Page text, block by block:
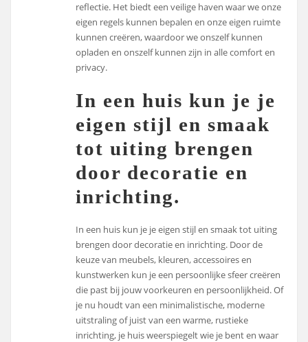
reflectie. Het biedt een veilige haven waar we onze
eigen regels kunnen bepalen en onze eigen ruimte
kunnen creëren, waardoor we onszelf kunnen
opladen en onszelf kunnen zijn in alle comfort en
privacy.
In een huis kun je je
eigen stijl en smaak
tot uiting brengen
door decoratie en
inrichting.
In een huis kun je je eigen stijl en smaak tot uiting
brengen door decoratie en inrichting. Door de
keuze van meubels, kleuren, accessoires en
kunstwerken kun je een persoonlijke sfeer creëren
die past bij jouw voorkeuren en persoonlijkheid. Of
je nu houdt van een minimalistische, moderne
uitstraling of juist van een warme, rustieke
inrichting, je huis weerspiegelt wie je bent en waar